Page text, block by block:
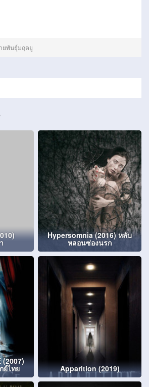
ยพันธุ์มฤตยู
Hypersomnia (2016) หลับ
หลอนซ่องนรก
(2007)
ย์ไทย Apparition (2019)